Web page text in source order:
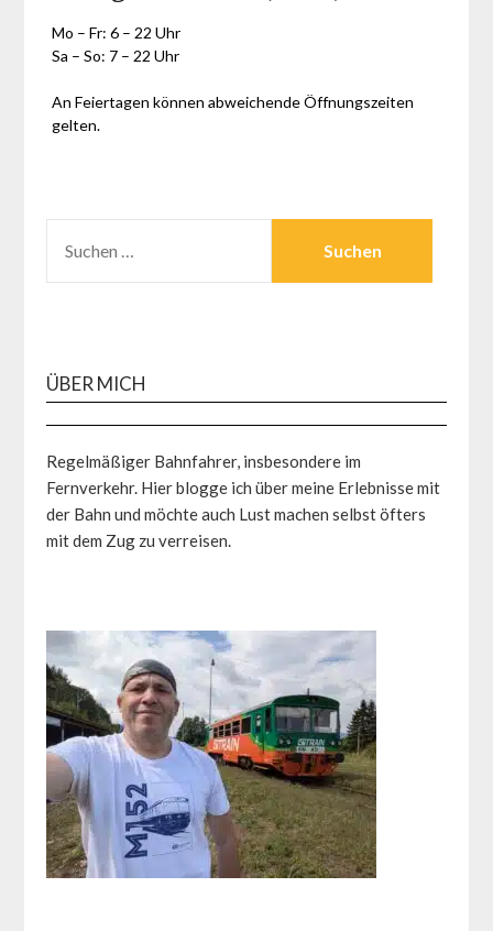
Mo – Fr: 6 – 22 Uhr
Sa – So: 7 – 22 Uhr
An Feiertagen können abweichende Öffnungszeiten
gelten.
NACH:
ÜBER MICH
Regelmäßiger Bahnfahrer, insbesondere im
Fernverkehr. Hier blogge ich über meine Erlebnisse mit
der Bahn und möchte auch Lust machen selbst öfters
mit dem Zug zu verreisen.